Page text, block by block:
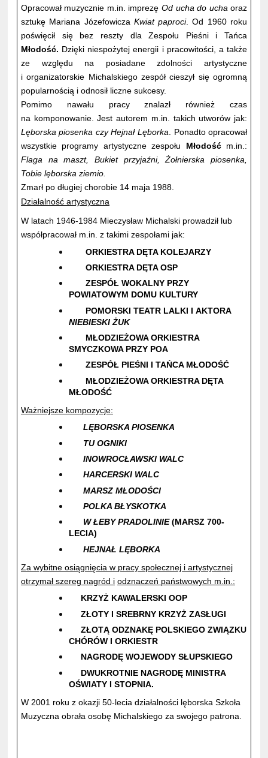
Opracował muzycznie m.in. imprezę Od ucha do ucha oraz
sztukę Mariana Józefowicza Kwiat paproci. Od 1960 roku
poświęcił się bez reszty dla Zespołu Pieśni i Tańca
Młodość. Dzięki niespożytej energii i pracowitości, a także
ze względu na posiadane zdolności artystyczne
i organizatorskie Michalskiego zespół cieszył się ogromną
popularnością i odnosił liczne sukcesy.
Pomimo nawału pracy znalazł również czas
na komponowanie. Jest autorem m.in. takich utworów jak:
Lęborska piosenka czy Hejnał Lęborka . Ponadto opracował
wszystkie programy artystyczne zespołu Młodośćm.in.:
Flaga na maszt, Bukiet przyjaźni, Żołnierska piosenka,
Tobie lęborska ziemio.
Zmarł po długiej chorobie 14 maja 1988.
Działalność artystyczna
W latach 1946-1984 Mieczysław Michalski prowadził lub
współpracował m.in. z takimi zespołami jak:
ORKIESTRA DĘTA KOLEJARZY
ORKIESTRA DĘTA OSP
ZESPÓŁ WOKALNY PRZY
POWIATOWYM DOMU KULTURY
POMORSKI TEATR LALKI I AKTORA
NIEBIESKI ŻUK
MŁODZIEŻOWA ORKIESTRA
SMYCZKOWA PRZY POA
ZESPÓŁ PIEŚNI I TAŃCA MŁODOŚĆ
MŁODZIEŻOWA ORKIESTRA DĘTA
MŁODOŚĆ
Ważniejsze kompozycje:
LĘBORSKA PIOSENKA
TU OGNIKI
INOWROCŁAWSKI WALC
HARCERSKI WALC
MARSZ MŁODOŚCI
POLKA BŁYSKOTKA
W ŁEBY PRADOLINIE(MARSZ 700-
LECIA)
HEJNAŁ LĘBORKA
Za wybitne osiągnięcia w pracy społecznej i artystycznej
otrzymał szereg nagród i odznaczeń państwowych m.in.:
KRZYŻ KAWALERSKI OOP
ZŁOTY I SREBRNY KRZYŻ ZASŁUGI
ZŁOTĄ ODZNAKĘ POLSKIEGO ZWIĄZKU
CHÓRÓW I ORKIESTR
NAGRODĘ WOJEWODY SŁUPSKIEGO
DWUKROTNIE NAGRODĘ MINISTRA
OŚWIATY I STOPNIA.
W 2001 roku z okazji 50-lecia działalności lęborska Szkoła
Muzyczna obrała osobę Michalskiego za swojego patrona.